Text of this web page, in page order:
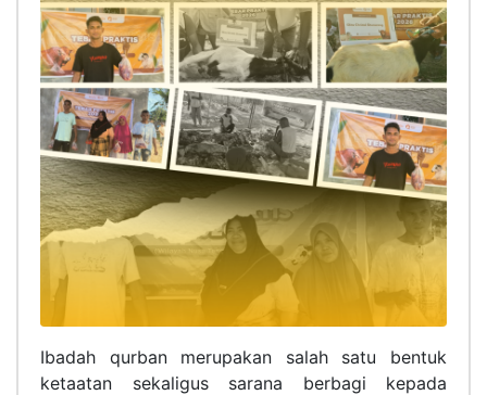
Ibadah qurban merupakan salah satu bentuk
ketaatan sekaligus sarana berbagi kepada